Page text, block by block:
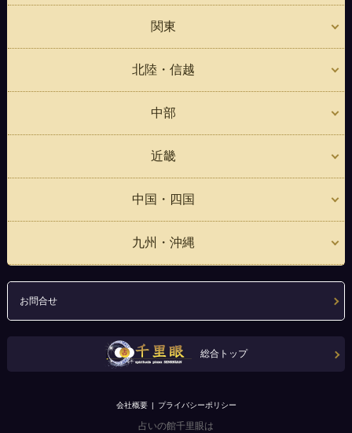
関東
北陸・信越
中部
近畿
中国・四国
九州・沖縄
お問合せ
総合トップ
会社概要 プライバシーポリシー
占いの館千里眼は